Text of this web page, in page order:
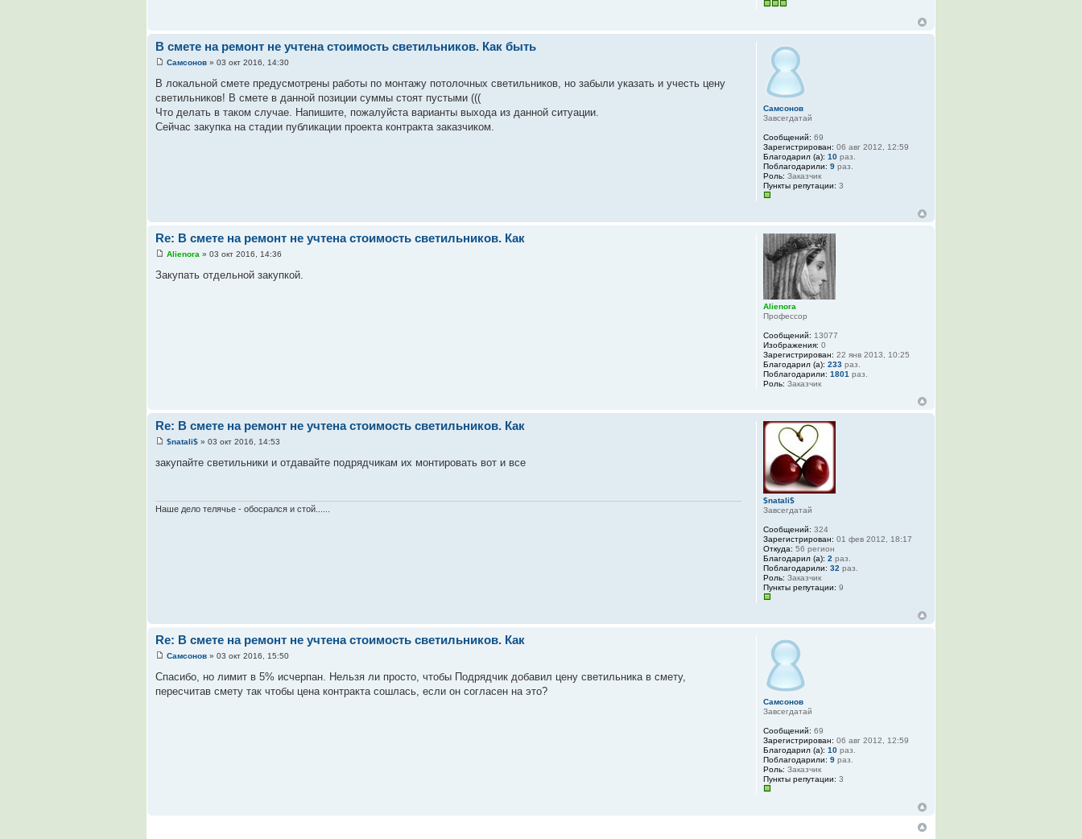
В смете на ремонт не учтена стоимость светильников. Как быть
Самсонов » 03 окт 2016, 14:30
В локальной смете предусмотрены работы по монтажу потолочных светильников, но забыли указать и учесть цену
светильников! В смете в данной позиции суммы стоят пустыми (((
Что делать в таком случае. Напишите, пожалуйста варианты выхода из данной ситуации.
Сейчас закупка на стадии публикации проекта контракта заказчиком.
Самсонов
Завсегдатай
Сообщений: 69
Зарегистрирован: 06 авг 2012, 12:59
Благодарил (а): 10 раз.
Поблагодарили: 9 раз.
Роль: Заказчик
Пункты репутации: 3
Re: В смете на ремонт не учтена стоимость светильников. Как
Alienora » 03 окт 2016, 14:36
Закупать отдельной закупкой.
Alienora
Профессор
Сообщений: 13077
Изображения: 0
Зарегистрирован: 22 янв 2013, 10:25
Благодарил (а): 233 раз.
Поблагодарили: 1801 раз.
Роль: Заказчик
Re: В смете на ремонт не учтена стоимость светильников. Как
$natali$ » 03 окт 2016, 14:53
закупайте светильники и отдавайте подрядчикам их монтировать вот и все
Наше дело телячье - обосрался и стой......
$natali$
Завсегдатай
Сообщений: 324
Зарегистрирован: 01 фев 2012, 18:17
Откуда: 56 регион
Благодарил (а): 2 раз.
Поблагодарили: 32 раз.
Роль: Заказчик
Пункты репутации: 9
Re: В смете на ремонт не учтена стоимость светильников. Как
Самсонов » 03 окт 2016, 15:50
Спасибо, но лимит в 5% исчерпан. Нельзя ли просто, чтобы Подрядчик добавил цену светильника в смету,
пересчитав смету так чтобы цена контракта сошлась, если он согласен на это?
Самсонов
Завсегдатай
Сообщений: 69
Зарегистрирован: 06 авг 2012, 12:59
Благодарил (а): 10 раз.
Поблагодарили: 9 раз.
Роль: Заказчик
Пункты репутации: 3